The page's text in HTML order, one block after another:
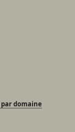
domaine